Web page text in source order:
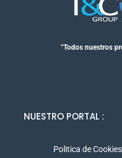
"Todos nuestros
NUESTRO PORTAL :
Politica de Cookies